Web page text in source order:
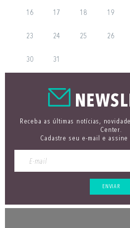
16 17 18 19
23 24 25 26
30 31
Receba as últimas notícias,
Center.
Cadastre seu e-mail e
ENVIAR